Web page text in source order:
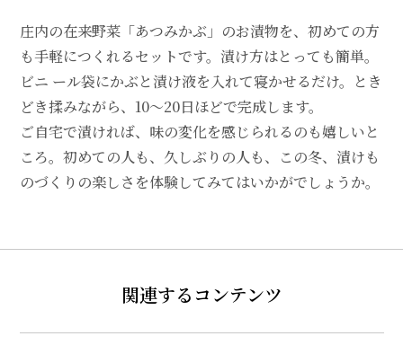
庄内の在来野菜「あつみかぶ」のお漬物を、初めての方
も手軽につくれるセットです。漬け方はとっても簡単。
ビニ ール袋にかぶと漬け液を入れて寝かせるだけ。とき
どき揉みながら、10〜20日ほどで完成します。
ご自宅で漬ければ、味の変化を感じられるのも嬉しいと
ころ。初めての人も、久しぶりの人も、この冬、漬けも
のづくりの楽しさを体験してみてはいかがでしょうか。
関連するコンテンツ